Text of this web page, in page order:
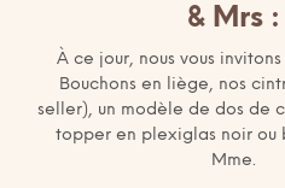
& Mrs :
À ce jour, nous vous
Bouchons en liège, nos
seller), un modèle de dos de
topper en plexiglas noir ou
Mme.